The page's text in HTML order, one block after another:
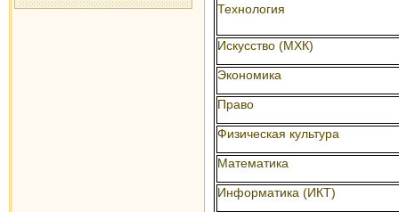
Технология
Искусство (МХК)
Экономика
Право
Физическая культура
Математика
Информатика (ИКТ)